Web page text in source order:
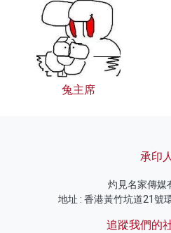
兔主席
承印
灼見名家傳媒
地址 : 香港黃竹坑道21號
追蹤我們的